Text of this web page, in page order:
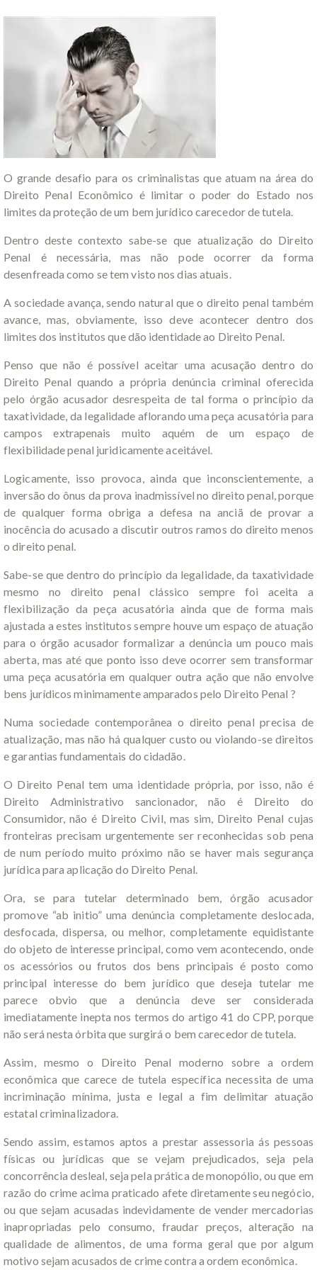
O grande desafio para os criminalistas que atuam na área do
Direito Penal Econômico é limitar o poder do Estado nos
limites da proteção de um bem jurídico carecedor de tutela.
Dentro deste contexto sabe-se que atualização do Direito
Penal é necessária, mas não pode ocorrer da forma
desenfreada como se tem visto nos dias atuais.
A sociedade avança, sendo natural que o direito penal também
avance, mas, obviamente, isso deve acontecer dentro dos
limites dos institutos que dão identidade ao Direito Penal.
Penso que não é possível aceitar uma acusação dentro do
Direito Penal quando a própria denúncia criminal oferecida
pelo órgão acusador desrespeita de tal forma o princípio da
taxatividade, da legalidade aflorando uma peça acusatória para
campos extrapenais muito aquém de um espaço de
flexibilidade penal juridicamente aceitável.
Logicamente, isso provoca, ainda que inconscientemente, a
inversão do ônus da prova inadmissível no direito penal, porque
de qualquer forma obriga a defesa na anciã de provar a
inocência do acusado a discutir outros ramos do direito menos
o direito penal.
Sabe-se que dentro do princípio da legalidade, da taxatividade
mesmo no direito penal clássico sempre foi aceita a
flexibilização da peça acusatória ainda que de forma mais
ajustada a estes institutos sempre houve um espaço de atuação
para o órgão acusador formalizar a denúncia um pouco mais
aberta, mas até que ponto isso deve ocorrer sem transformar
uma peça acusatória em qualquer outra ação que não envolve
bens jurídicos minimamente amparados pelo Direito Penal ?
Numa sociedade contemporânea o direito penal precisa de
atualização, mas não há qualquer custo ou violando-se direitos
e garantias fundamentais do cidadão.
O Direito Penal tem uma identidade própria, por isso, não é
Direito Administrativo sancionador, não é Direito do
Consumidor, não é Direito Civil, mas sim, Direito Penal cujas
fronteiras precisam urgentemente ser reconhecidas sob pena
de num período muito próximo não se haver mais segurança
jurídica para aplicação do Direito Penal.
Ora, se para tutelar determinado bem, órgão acusador
promove “ab initio” uma denúncia completamente deslocada,
desfocada, dispersa, ou melhor, completamente equidistante
do objeto de interesse principal, como vem acontecendo, onde
os acessórios ou frutos dos bens principais é posto como
principal interesse do bem jurídico que deseja tutelar me
parece obvio que a denúncia deve ser considerada
imediatamente inepta nos termos do artigo 41 do CPP, porque
não será nesta órbita que surgirá o bem carecedor de tutela.
Assim, mesmo o Direito Penal moderno sobre a ordem
econômica que carece de tutela específica necessita de uma
incriminação mínima, justa e legal a fim delimitar atuação
estatal criminalizadora.
Sendo assim, estamos aptos a prestar assessoria ás pessoas
físicas ou jurídicas que se vejam prejudicados, seja pela
concorrência desleal, seja pela prática de monopólio, ou que em
razão do crime acima praticado afete diretamente seu negócio,
ou que sejam acusadas indevidamente de vender mercadorias
inapropriadas pelo consumo, fraudar preços, alteração na
qualidade de alimentos, de uma forma geral que por algum
motivo sejam acusados de crime contra a ordem econômica.